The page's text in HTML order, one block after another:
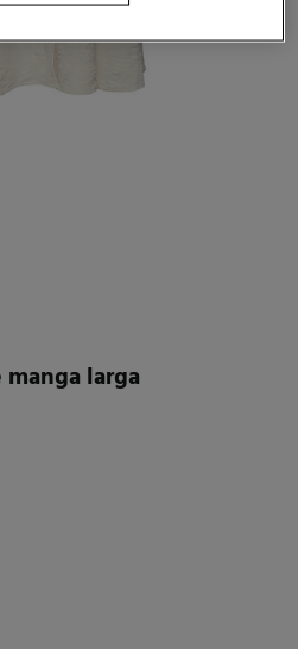
larga